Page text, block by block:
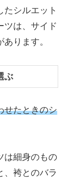
たシルエット
ツは、サイド
ります。
ぶ
せたときのシ
は細身のもの
、袴とのバラ